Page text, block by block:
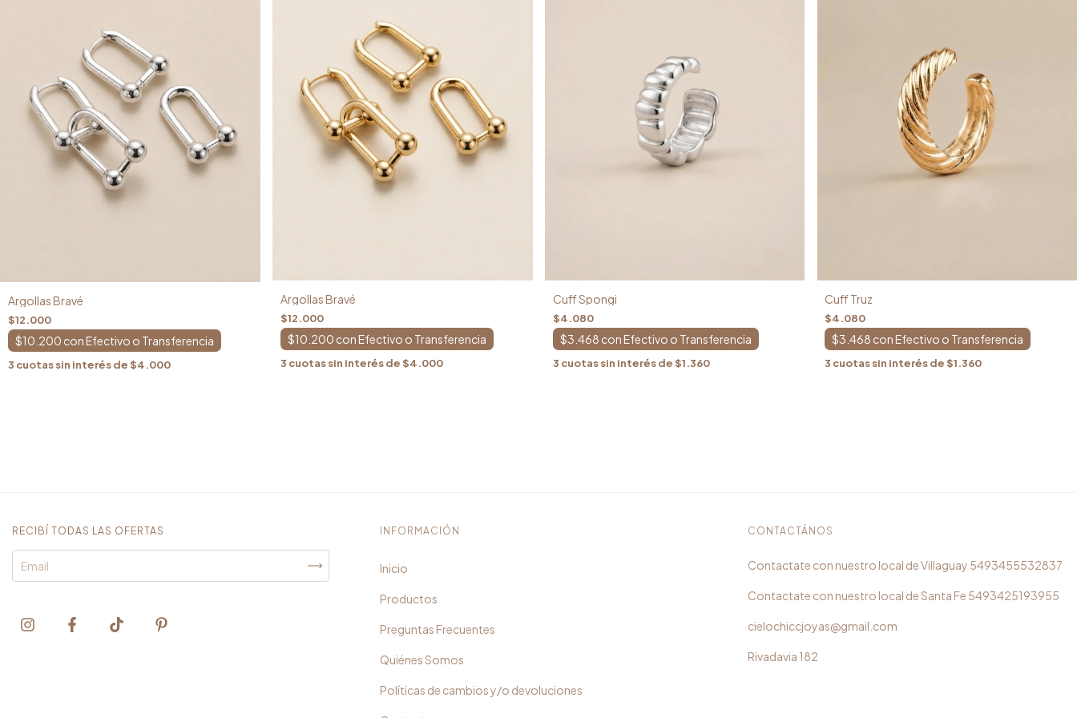
Argollas Bravé
$12.000
$10.200 con
3 cuotas sin interés de$4.000
Argollas Bravé
$12.000
$10.200 con
3 cuotas sin interés de$4.000
Cuff Spongi
$4.080
$3.468 con
3 cuotas sin interés de$1.360
Cuff Truz
$4.080
$3.468 con
3 cuotas sin interés de$1.360
RECIBÍ TODAS LAS OFERTAS INFORMACIÓN
Inicio
Productos
Preguntas Frecuentes
Quiénes Somos
Políticas de cambios y/o devoluciones
CONTACTÁNOS
5493455532837
5493425193955
cielochiccjoyas@gmail.com
Rivadavia 182